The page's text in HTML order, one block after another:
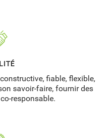
fiable, flexible,
savoir-faire, fournir des
responsable.